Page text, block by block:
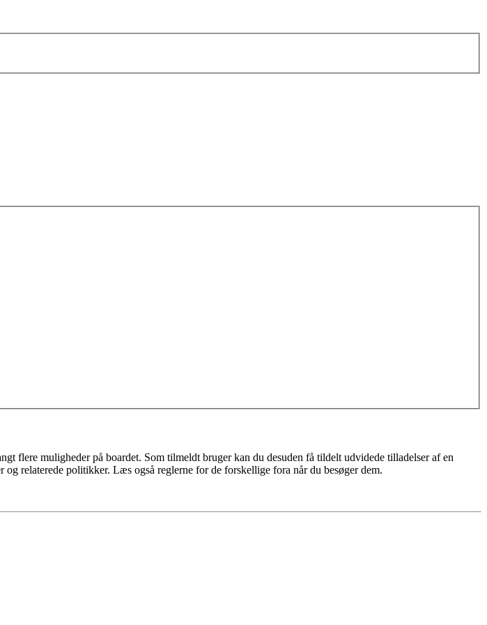
flere muligheder på boardet. Som tilmeldt bruger kan du desuden få tildelt udvidede tilladelser af en
relaterede politikker. Læs også reglerne for de forskellige fora når du besøger dem.